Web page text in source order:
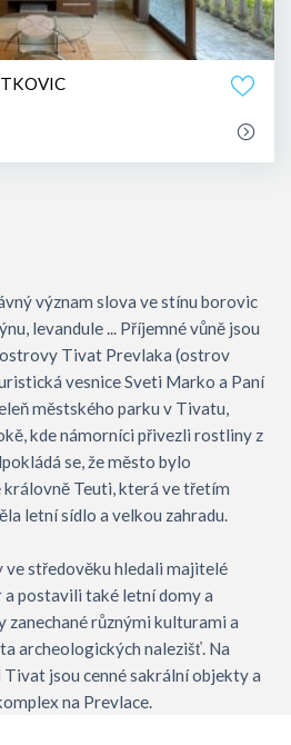
význam slova ve stínu borovic
levandule ... Příjemné vůně jsou
Tivat Prevlaka (ostrov
vesnice Sveti Marko a Paní
městského parku v Tivatu,
kde námorníci přivezli rostliny z
se, že město bylo
Teuti, která ve třetím
letní sídlo a velkou zahradu.
ve středověku hledali majitelé
postavili také letní domy a
zanechané různými kulturami a
archeologických nalezišť. Na
jsou cenné sakrální objekty a
na Prevlace.